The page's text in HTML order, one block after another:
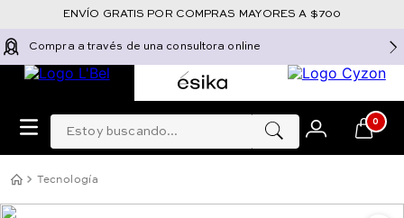
Compra a través de una consultora online
Estoy buscando... 0
ENVÍO GRATIS POR COMPRAS MAYORES A $700
Tecnología